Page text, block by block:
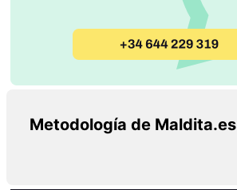
Metodología de Maldita.es